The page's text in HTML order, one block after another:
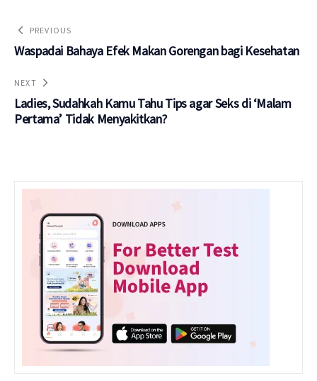
PREVIOUS
Waspadai Bahaya Efek Makan Gorengan bagi Kesehatan
NEXT
Ladies, Sudahkah Kamu Tahu Tips agar Seks di ‘Malam
Pertama’ Tidak Menyakitkan?